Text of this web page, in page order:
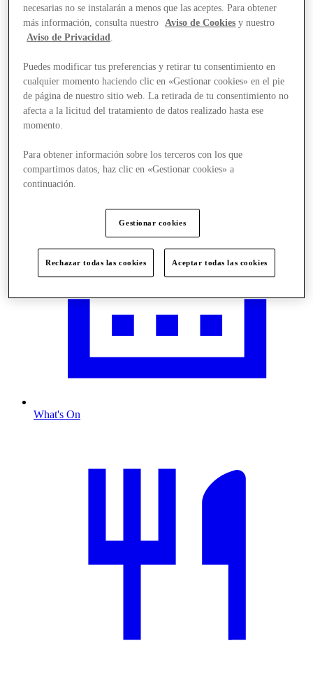
Visit
What's On
necesarias no se instalarán a menos que las aceptes. Para obtener
más información, consulta nuestro
Aviso de Cookies y nuestro
Aviso de Privacidad.
Puedes modificar tus preferencias y retirar tu consentimiento en
cualquier momento haciendo clic en «Gestionar cookies» en el pie
de página de nuestro sitio web. La retirada de tu consentimiento no
afecta a la licitud del tratamiento de datos realizado hasta ese
momento.
Para obtener información sobre los terceros con los que
compartimos datos, haz clic en «Gestionar cookies» a
continuación.
Gestionar cookies
Rechazar todas las cookies Aceptar todas las cookies